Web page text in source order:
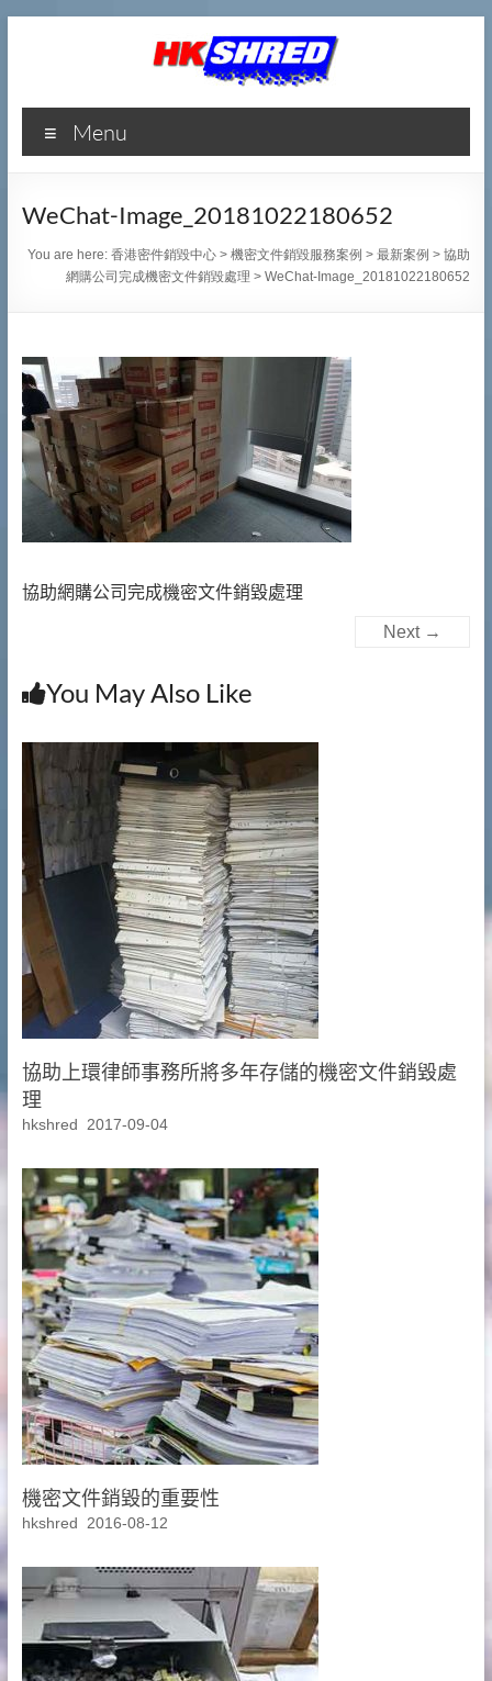
香
港
密
件
中
心
專
業
提
供
件
銷
案
毀|
碎
紙
Menu
WeChat-Image_20181022180652
You are here:香港密件銷毀中心 >機密文件銷毀服務案例 >最新案例 >協助
網購公司完成機密文件銷毀處理 >WeChat-Image_20181022180652
協助網購公司完成機密文件銷毀處理
Next →
You May Also Like
協助上環律師事務所將多年存儲的機密文件銷毀處
理
hkshred 2017-09-04
機密文件銷毀的重要性
hkshred 2016-08-12